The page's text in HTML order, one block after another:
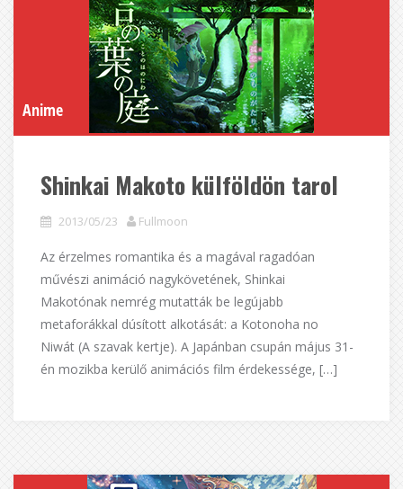
Anime
Shinkai Makoto külföldön tarol
2013/05/23 Fullmoon
Az érzelmes romantika és a magával ragadóan
művészi animáció nagykövetének, Shinkai
Makotónak nemrég mutatták be legújabb
metaforákkal dúsított alkotását: a Kotonoha no
Niwát (A szavak kertje). A Japánban csupán május 31-
én mozikba kerülő animációs film érdekessége, […]